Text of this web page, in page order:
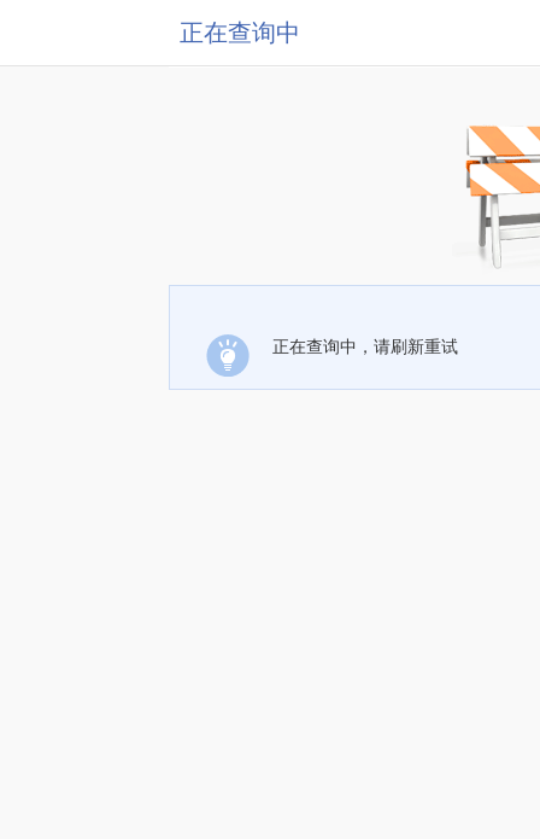
正在查询中
正在查询中，请刷新重试